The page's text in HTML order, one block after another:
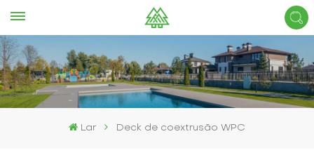
Lar Deck de coextrusão WPC